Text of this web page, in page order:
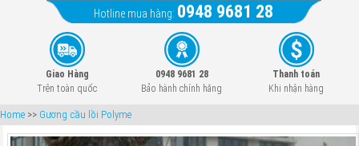
Hotline mua hàng: 0948 9681 28
Giao Hàng
Trên toàn quốc
0948 9681 28
Bảo hành chính hãng
Thanh toán
Khi nhận hàng
Home >> Gương cầu lồi Polyme